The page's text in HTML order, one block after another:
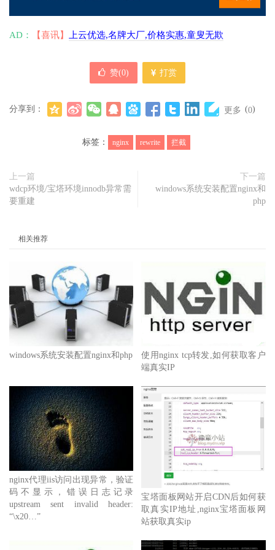
AD： 【喜讯】 上云优选,名牌大厂,价格实惠,童叟无欺
赞(0) 打赏
分享到： 更多 (0)
标签： nginx rewrite 拦截
上一篇
wdcp环境/宝塔环境innodb异常需
要重建
下一篇
windows系统安装配置nginx和
php
相关推荐
windows系统安装配置nginx和php
使用nginx tcp转发,如何获取客户
端真实IP
nginx代理iis访问出现异常，验证
码不显示，错误日志记录
upstream sent invalid header:
“\x20…”
宝塔面板网站开启CDN后如何获
取真实IP地址,nginx宝塔面板网
站获取真实ip